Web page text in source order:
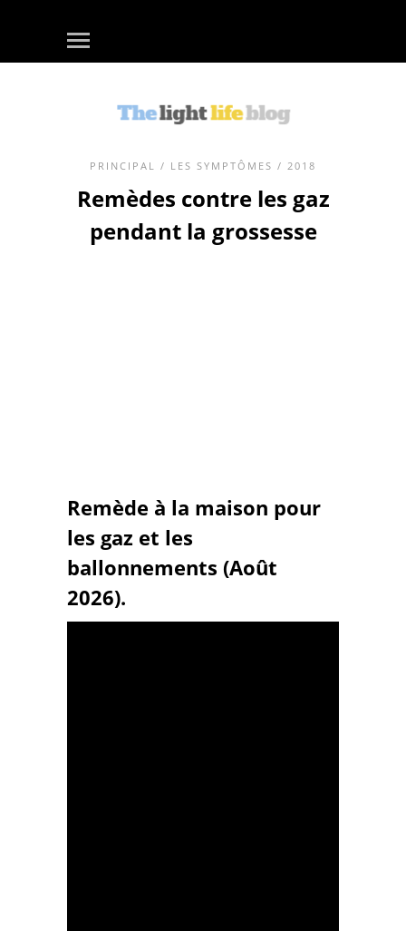
PRINCIPAL / LES SYMPTÔMES / 2018
Remèdes contre les gaz
pendant la grossesse
Remède à la maison pour
les gaz et les
ballonnements (Août
2026).